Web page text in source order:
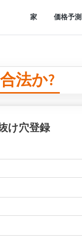
家 価格予測
法か?
け穴登録